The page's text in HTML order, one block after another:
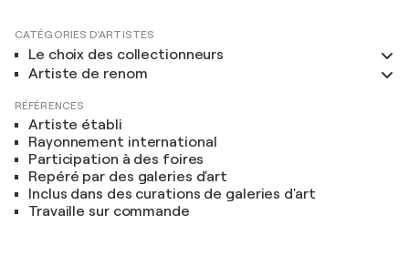
CATÉGORIES D'ARTISTES
Le choix des collectionneurs
Artiste de renom
RÉFÉRENCES
Artiste établi
Rayonnement international
Participation à des foires
Repéré par des galeries d'art
Inclus dans des curations de galeries d'art
Travaille sur commande